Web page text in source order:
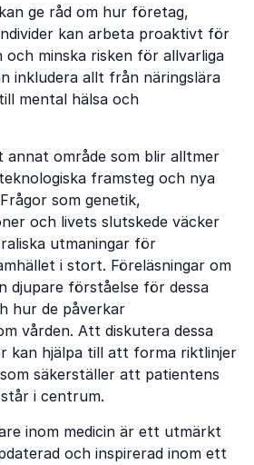
ge råd om hur företag,
kan arbeta proaktivt för
minska risken för allvarliga
inkludera allt från näringslära
mental hälsa och
annat område som blir alltmer
framsteg och nya
som genetik,
och livets slutskede väcker
utmaningar för
i stort. Föreläsningar om
djupare förståelse för dessa
hur de påverkar
vården. Att diskutera dessa
kan hjälpa till att forma riktlinjer
säkerställer att patientens
i centrum.
inom medicin är ett utmärkt
och inspirerad inom ett